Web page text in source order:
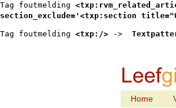
Tag foutmelding
section_exclude='<txp:section
Tag foutmelding <txp:/> ->
Home